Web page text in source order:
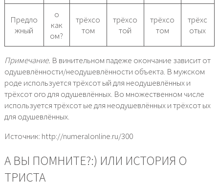
Предло
жный
о
как
ом?
трёхсо
том
трёхсо
той
трёхсо
том
трёхс
отых
Примечание. В винительном падеже окончание зависит от
одушевлённости/неодушевлённости объекта. В мужском
роде используется трёхсот ый для неодушевлённых и
трёхсот ого для одушевлённых. Во множественном числе
используется трёхсот ые для неодушевлённых и трёхсот ых
для одушевлённых.
Источник: http://numeralonline.ru/300
А ВЫ ПОМНИТЕ?:) ИЛИ ИСТОРИЯ О
ТРИСТА